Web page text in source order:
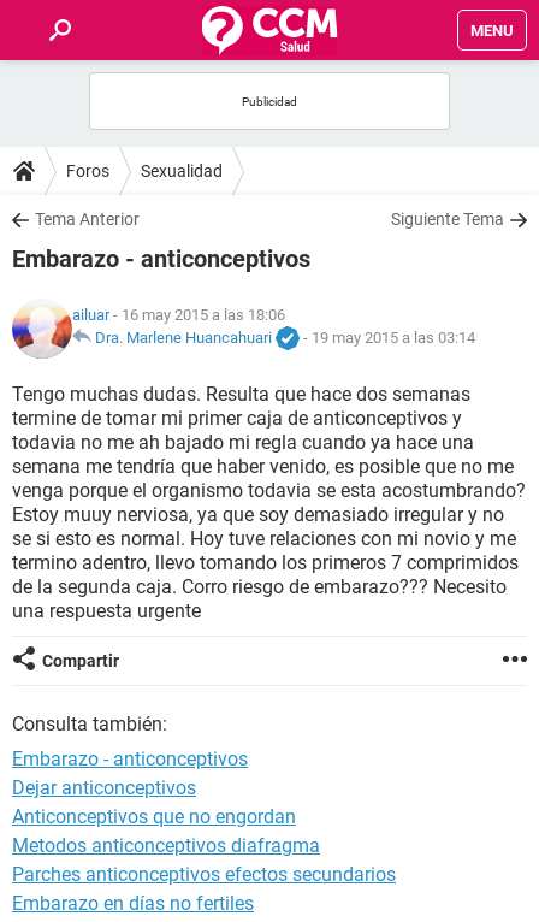
MENU
FOROS
SALUD
NUTRICIÓN
BIENESTAR
SEXUALIDAD
GLOSARIO
Foros Sexualidad
Tema Anterior Siguiente Tema
Embarazo - anticonceptivos
ailuar- 16 may 2015 a las 18:06
Dra. Marlene Huancahuari
- 19 may 2015 a las 03:14
Tengo muchas dudas. Resulta que hace dos semanas
termine de tomar mi primer caja de anticonceptivos y
todavia no me ah bajado mi regla cuando ya hace una
semana me tendría que haber venido, es posible que no me
venga porque el organismo todavia se esta acostumbrando?
Estoy muuy nerviosa, ya que soy demasiado irregular y no
se si esto es normal. Hoy tuve relaciones con mi novio y me
termino adentro, llevo tomando los primeros 7 comprimidos
de la segunda caja. Corro riesgo de embarazo??? Necesito
una respuesta urgente
Compartir
Consulta también:
Embarazo - anticonceptivos
Dejar anticonceptivos
Anticonceptivos que no engordan
Metodos anticonceptivos diafragma
Parches anticonceptivos efectos secundarios
Embarazo en días no fertiles